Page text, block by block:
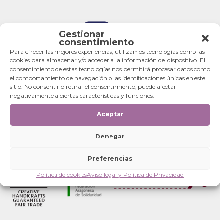
Gestionar
consentimiento
Para ofrecer las mejores experiencias, utilizamos tecnologías como las
cookies para almacenar y/o acceder a la información del dispositivo. El
consentimiento de estas tecnologías nos permitirá procesar datos como
el comportamiento de navegación o las identificaciones únicas en este
sitio. No consentir o retirar el consentimiento, puede afectar
negativamente a ciertas características y funciones.
Aceptar
Denegar
Preferencias
Política de cookiesAviso legal y Política de Privacidad